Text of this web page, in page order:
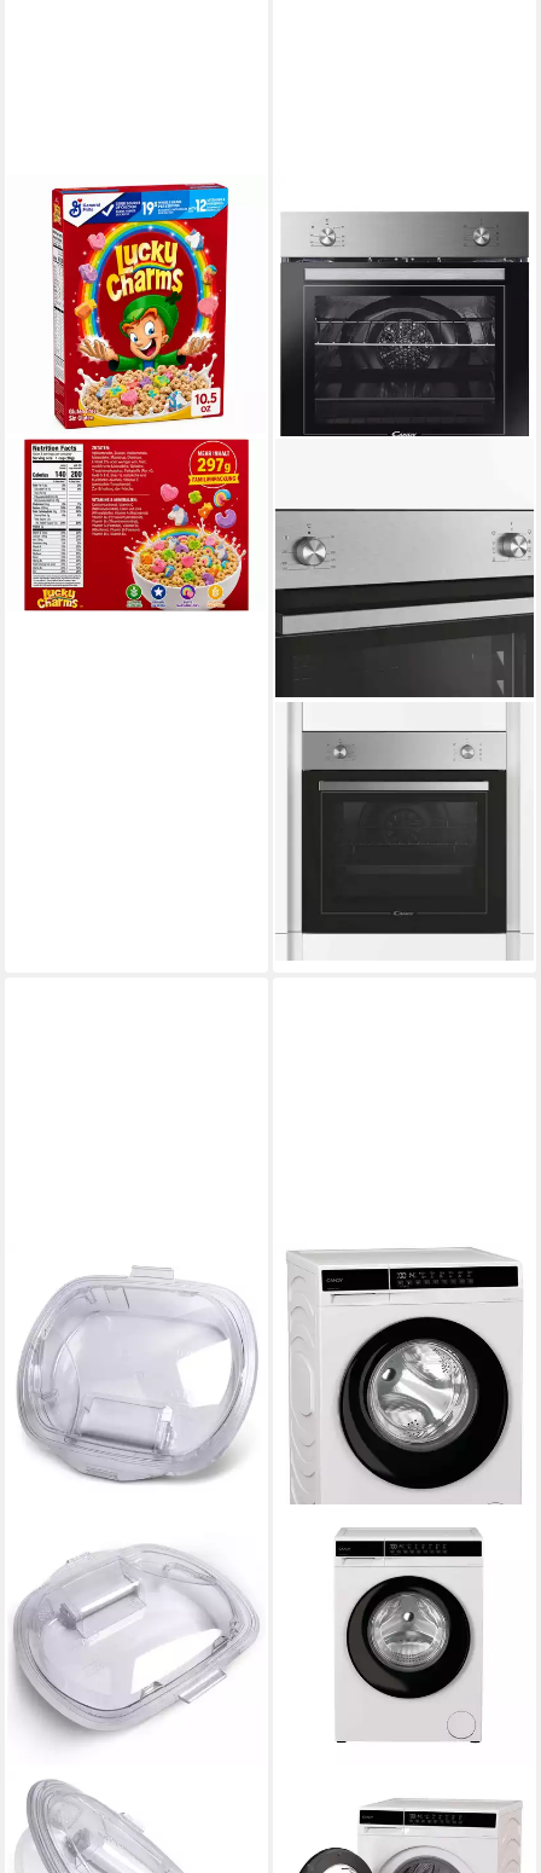
CANDY & BAR
Cerealien Lucky Charms
Frühstückscerealien 297g
12,95 €
(0,04 €/ 1 g)
lieferbar - in 2-3 Werktagen bei dir
CANDY
Einbaubackofen FCT600X/E
59,50 x 59,50 x 56,80 cm
Produktdatenblatt
-55%
CANDY
Wassertank
Kondensatbehälter
Waschmaschine EY 27SB7-S
7 kg Kapazität Waschen